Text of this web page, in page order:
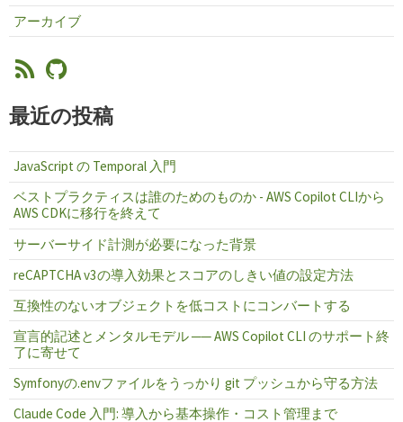
アーカイブ
最近の投稿
JavaScript の Temporal 入門
ベストプラクティスは誰のためのものか - AWS Copilot CLIから
AWS CDKに移行を終えて
サーバーサイド計測が必要になった背景
reCAPTCHA v3の導入効果とスコアのしきい値の設定方法
互換性のないオブジェクトを低コストにコンバートする
宣言的記述とメンタルモデル ── AWS Copilot CLI のサポート終
了に寄せて
Symfonyの.envファイルをうっかり git プッシュから守る方法
Claude Code 入門: 導入から基本操作・コスト管理まで